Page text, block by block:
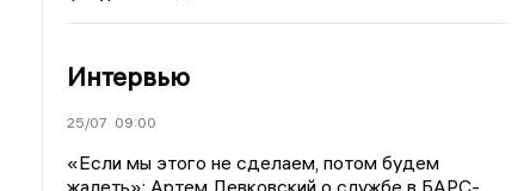
Интервью
25/07 09:00
«Если мы этого не сделаем, потом будем
жалеть»: Артем Левковский о службе в БАРС-